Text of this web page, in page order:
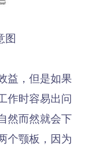
图
，但是如果
作时容易出问
然而然就会下
个颚板，因为